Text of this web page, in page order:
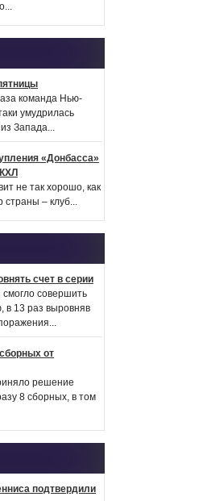
команда Нью-
умудрилась
Запада...
«Донбасса»
не так хорошо, как
страны – клуб...
счет в серии
совершить
в 13 раз выровняв
от
решение
8 сборных, в том
подтвердили